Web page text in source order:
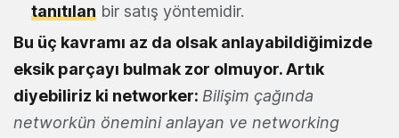
tanıtılan bir satış yöntemidir.
Bu üç kavramı az da olsak anlayabildiğimizde
eksik parçayı bulmak zor olmuyor. Artık
diyebiliriz ki networker: Bilişim çağında
networkün önemini anlayan ve networking